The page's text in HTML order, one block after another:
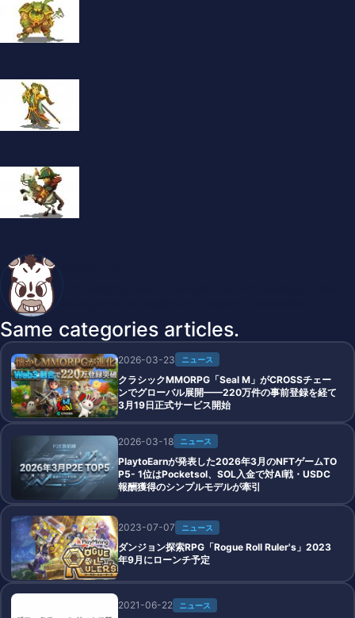
Same categories articles.
2026-03-23 ニュース
クラシックMMORPG「Seal M」がCROSSチェー
ンでグローバル展開——220万件の事前登録を経て
3月19日正式サービス開始
2026-03-18 ニュース
PlaytoEarnが発表した2026年3月のNFTゲームTO
P5- 1位はPocketsol、SOL入金で対AI戦・USDC
報酬獲得のシンプルモデルが牽引
2023-07-07 ニュース
ダンジョン探索RPG「Rogue Roll Ruler's」2023
年9月にローンチ予定
2021-06-22 ニュース